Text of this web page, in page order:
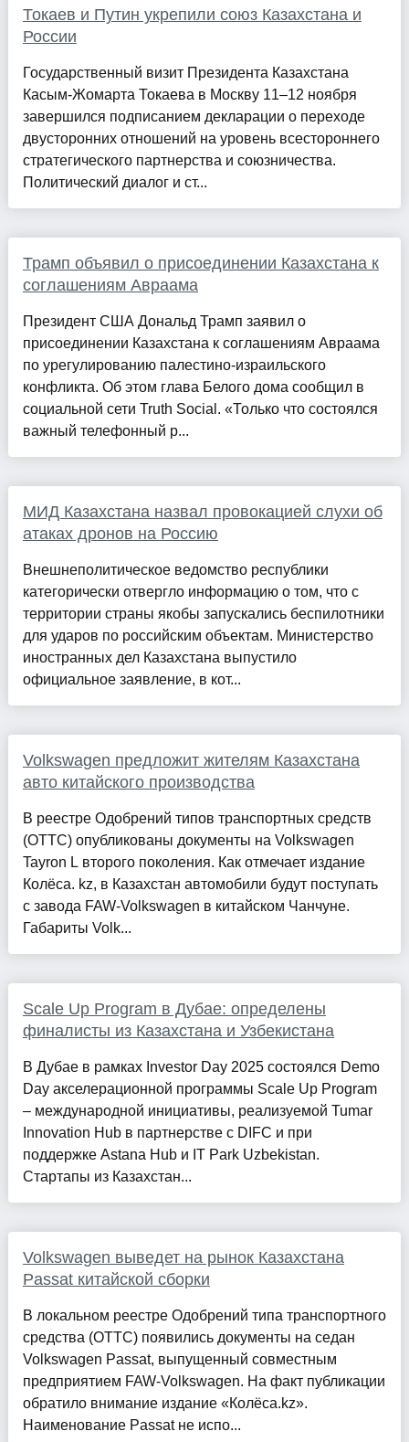
Токаев и Путин укрепили союз Казахстана и
России
Государственный визит Президента Казахстана
Касым-Жомарта Токаева в Москву 11–12 ноября
завершился подписанием декларации о переходе
двусторонних отношений на уровень всестороннего
стратегического партнерства и союзничества.
Политический диалог и ст...
Трамп объявил о присоединении Казахстана к
соглашениям Авраама
Президент США Дональд Трамп заявил о
присоединении Казахстана к соглашениям Авраама
по урегулированию палестино-израильского
конфликта. Об этом глава Белого дома сообщил в
социальной сети Truth Social. «Только что состоялся
важный телефонный р...
МИД Казахстана назвал провокацией слухи об
атаках дронов на Россию
Внешнеполитическое ведомство республики
категорически отвергло информацию о том, что с
территории страны якобы запускались беспилотники
для ударов по российским объектам. Министерство
иностранных дел Казахстана выпустило
официальное заявление, в кот...
Volkswagen предложит жителям Казахстана
авто китайского производства
В реестре Одобрений типов транспортных средств
(ОТТС) опубликованы документы на Volkswagen
Tayron L второго поколения. Как отмечает издание
Колёса. kz, в Казахстан автомобили будут поступать
с завода FAW-Volkswagen в китайском Чанчуне.
Габариты Volk...
Scale Up Program в Дубае: определены
финалисты из Казахстана и Узбекистана
В Дубае в рамках Investor Day 2025 состоялся Demo
Day акселерационной программы Scale Up Program
– международной инициативы, реализуемой Tumar
Innovation Hub в партнерстве с DIFC и при
поддержке Astana Hub и IT Park Uzbekistan.
Стартапы из Казахстан...
Volkswagen выведет на рынок Казахстана
Passat китайской сборки
В локальном реестре Одобрений типа транспортного
средства (ОТТС) появились документы на седан
Volkswagen Passat, выпущенный совместным
предприятием FAW-Volkswagen. На факт публикации
обратило внимание издание «Колёса.kz».
Наименование Passat не испо...